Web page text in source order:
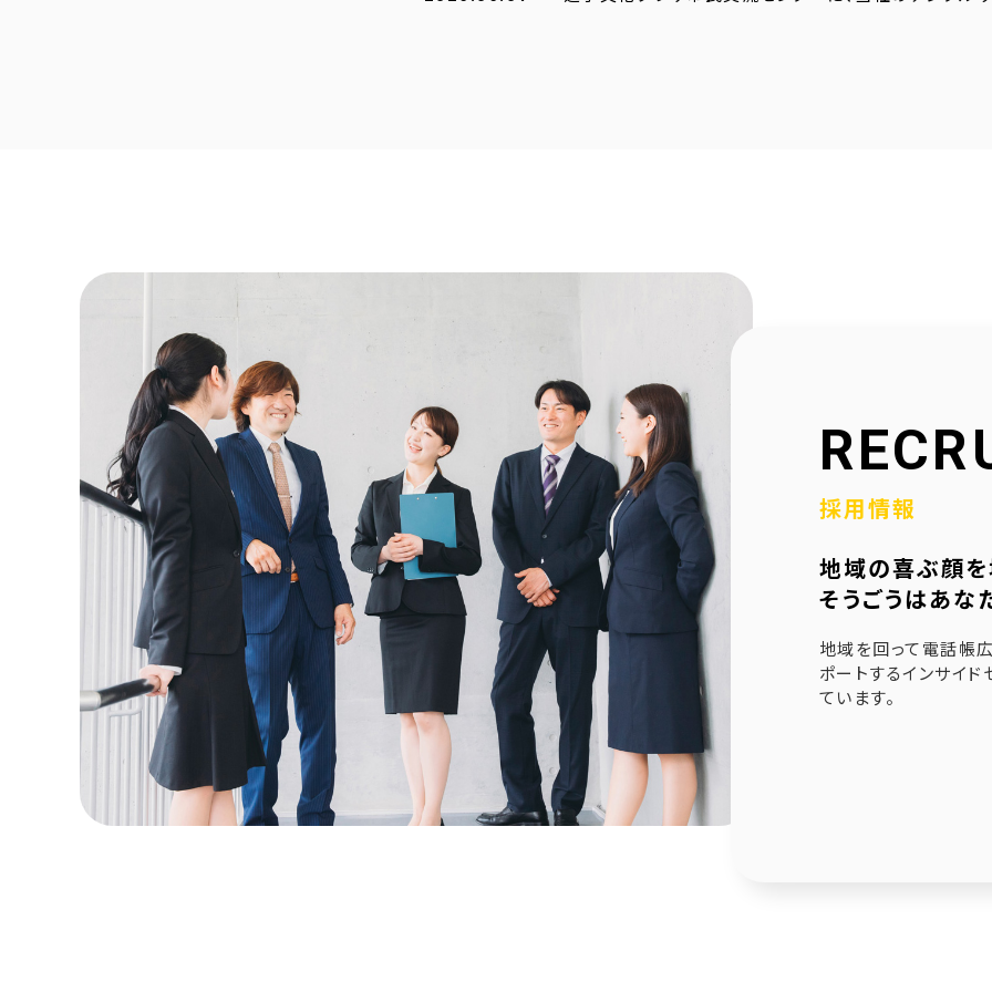
2025.12.23
2025.09.10 NPO法人様と協働でエンディングノートを制作いたし
2025.08.20 官民協働事業として「佐用町エンディングノート」を制
2025.06.21 未来創造企業更新認定式典
2025.01.23 奈良県社会福祉協議会へ寄附金寄贈
2025.01.10 産学官金連携による「Discovery IBARAKI」が発刊さ
2024.12.17 赤穂市版「わたしの終活覚書」が神戸新聞に掲載されま
2024.11.14 エンディングノート「わたしの終活覚書」書き方講座開催
2024.10.25 赤穂市エンディングノート「わたしの終活覚書」発刊式に
採用情報
地域の喜ぶ顔を
そうごうはあな
地域を回って電話帳
ポートするインサイ
ています。